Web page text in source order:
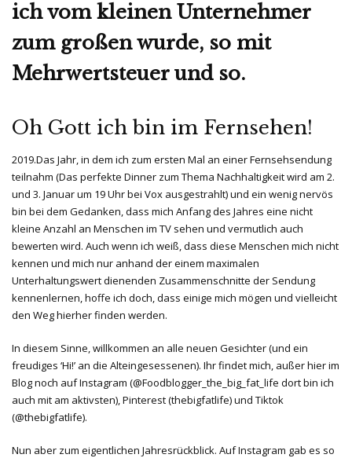
ich vom kleinen Unternehmer
zum großen wurde, so mit
Mehrwertsteuer und so.
Oh Gott ich bin im Fernsehen!
2019.Das Jahr, in dem ich zum ersten Mal an einer Fernsehsendung
teilnahm (Das perfekte Dinner zum Thema Nachhaltigkeit wird am 2.
und 3. Januar um 19 Uhr bei Vox ausgestrahlt) und ein wenig nervös
bin bei dem Gedanken, dass mich Anfang des Jahres eine nicht
kleine Anzahl an Menschen im TV sehen und vermutlich auch
bewerten wird. Auch wenn ich weiß, dass diese Menschen mich nicht
kennen und mich nur anhand der einem maximalen
Unterhaltungswert dienenden Zusammenschnitte der Sendung
kennenlernen, hoffe ich doch, dass einige mich mögen und vielleicht
den Weg hierher finden werden.
In diesem Sinne, willkommen an alle neuen Gesichter (und ein
freudiges ‘Hi!’ an die Alteingesessenen). Ihr findet mich, außer hier im
Blog noch auf Instagram (@Foodblogger_the_big_fat_life dort bin ich
auch mit am aktivsten), Pinterest (thebigfatlife) und Tiktok
(@thebigfatlife).
Nun aber zum eigentlichen Jahresrückblick. Auf Instagram gab es so